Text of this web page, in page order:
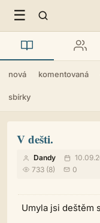
☰
nová komentovaná
sbírky
V dešti.
Dandy
733 (8)
0
Umyla jsi deštěm